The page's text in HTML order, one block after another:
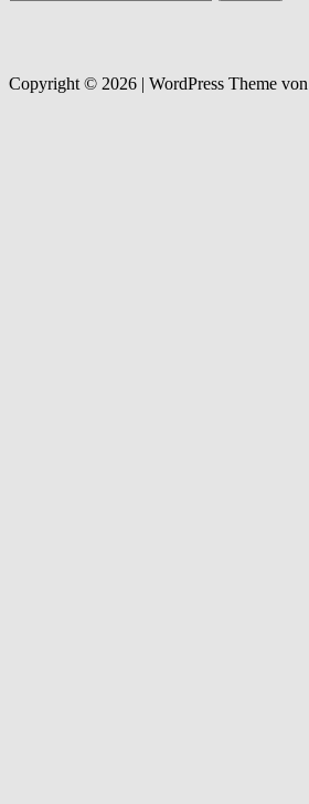
nach:
Copyright © 2026 | WordPress Theme von